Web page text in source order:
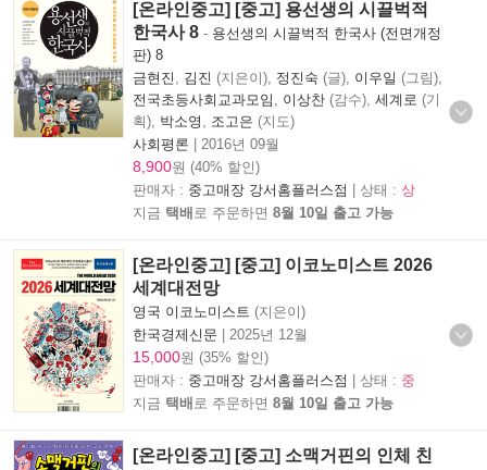
[온라인중고] [중고] 용선생의 시끌벅적
한국사 8 - 용선생의 시끌벅적 한국사 (전면개정
판) 8
금현진 , 김진 (지은이), 정진숙 (글), 이우일 (그림),
전국초등사회교과모임 , 이상찬 (감수), 세계로 (기
획), 박소영 , 조고은 (지도)
사회평론
2016년 09월
8,900원 (40% 할인)
판매자 : 중고매장 강서홈플러스점 | 상태 : 상
지금 택배 로 주문하면 8월 10일 출고 가능
[온라인중고] [중고] 이코노미스트 2026
세계대전망
영국 이코노미스트 (지은이)
한국경제신문
2025년 12월
15,000원 (35% 할인)
판매자 : 중고매장 강서홈플러스점 | 상태 : 중
지금 택배 로 주문하면 8월 10일 출고 가능
[온라인중고] [중고] 소맥거핀의 인체 친